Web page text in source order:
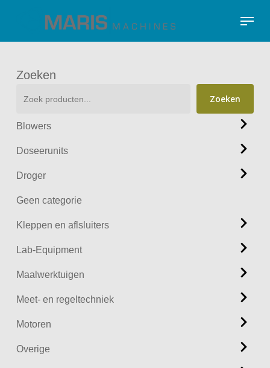
main
Menu
Zoeken
Zoeken
Blowers
Doseerunits
Droger
Geen categorie
Kleppen en aflsluiters
Lab-Equipment
Maalwerktuigen
Meet- en regeltechniek
Motoren
Overige
Close